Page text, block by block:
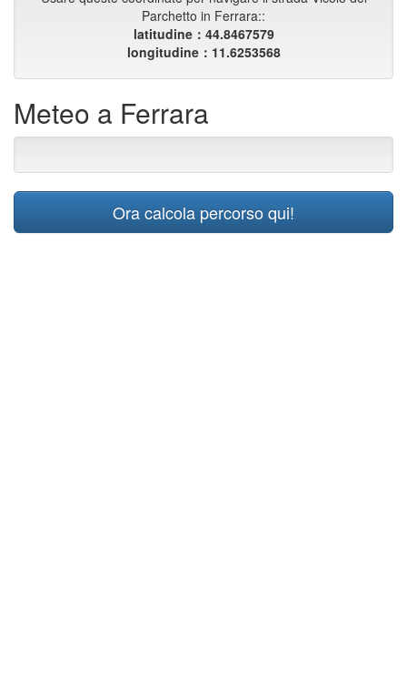
Parchetto in Ferrara::
latitudine：44.8467579
longitudine：11.6253568
Meteo a Ferrara
Ora calcola percorso qui!